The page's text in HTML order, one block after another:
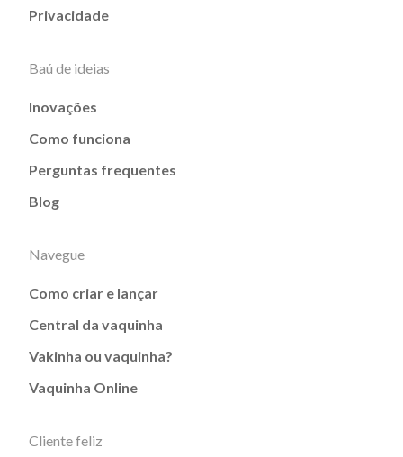
Privacidade
Baú de ideias
Inovações
Como funciona
Perguntas frequentes
Blog
Navegue
Como criar e lançar
Central da vaquinha
Vakinha ou vaquinha?
Vaquinha Online
Cliente feliz